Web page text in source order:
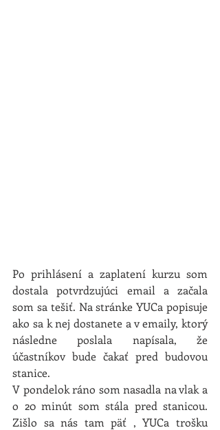
Po prihlásení a zaplatení kurzu som
dostala potvrdzujúci email a začala
som sa tešiť. Na stránke YUCa popisuje
ako sa k nej dostanete a v emaily, ktorý
následne poslala napísala, že
účastníkov bude čakať pred budovou
stanice.
V pondelok ráno som nasadla na vlak a
o 20 minút som stála pred stanicou.
Zišlo sa nás tam päť , YUCa trošku